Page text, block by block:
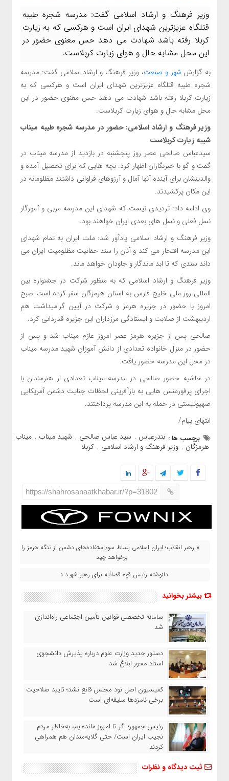
وزیر فرهنگ و ارشاد اسلامی گفت: مدرسه شجره طیبه
قتلگاه عزیزترین شهدای ایران است و هرکسی که به زیارت
کربلا رفته باشد شهادت می دهد حس معنوی حضور در
این محل مشابه حال و هوای زیارت کربلاست.
به گزارش شهر و صنعت، وزیر فرهنگ و ارشاد اسلامی گفت: مدرسه
شجره طیبه قتلگاه عزیزترین شهدای ایران است و هرکسی که به
زیارت کربلا رفته باشد شهادت می دهد حس معنوی حضور در این
محل مشابه حال و هوای زیارت کربلاست.
وزیر فرهنگ و ارشاد اسلامی: حضور در مدرسه شجره طیبه میناب
شبیه زیارت کربلاست
سیدعباس صالحی عصر روز پنجشنبه در بازدید از مدرسه میناب در
گفت و گو با خبرنگاران اظهار کرد: بچه هایی که برای تحصیل آمده و
والدینشان برای آینده آنها آمال و آرزوهای فراوانی داشتند مظلومانه در
این مکان پرکشیدند.
وی ادامه داد: تردیدی نیست که شهدای این مدرسه مربی و آموزگار
نسل فعلی و نسل های بعدی ایران خواهند بود.
وزیر فرهنگ و ارشاد اسلامی یادآور شد: ملت ایران به تمام شهدای
این مدرسه افتخار می کند و آنان را سند حقانیت مظلومیت ایران می
داند سندی که تا ابد ماندگار و جاودان خواهد ماند.
وزیر فرهنگ و ارشاد اسلامی که به منظور شرکت در جشنواره بین
المللی روز ملی خلیج فارس به استان هرمزگان سفر کرده است صبح
امروز با حضور در جزیره هرمز و شرکت در آیین گرامیداشت هم
اردیبهشت از صلابت و ایستادگی مرزداران این جزیره قدردانی کرد.
صالحی پس از جزیره هرمز عصر امروز عازم میناب شد و پس از
حضور در منزل خانواده تعدادی از دانش آموزان شهید مدرسه میناب
در محل این مدرسه حضور یافت.
در حاشیه حصور صالحی در مدرسه میناب تعدادی از هنرمندان با
اجرای پرفورمنس هایی به بازآفرینی لحظات جنایت دشمن آمریکایی
صهیونیستی در حمله به این مدرسه پرداختند.
انتهای پیام/
برچسب ها : بندرعباس , سید عباس صالحی , شهید میناب , میناب
هرمزگان , وزیر فرهنگ و ارشاد اسلامی , کربلا
https://shahrosanaatkhabar.ir/?p=31802
« رهبر انقلاب؛ ایران اسلامی بساط سوءاستفاده‌های دشمن از تنگه هرمز را
برخواهد چید
دلنوشته رئیس قوه قضائیه برای رهبر شهید »
بیشتر بخوانید
سامانه تخصصی قوانین تأمین اجتماعی راه‌اندازی
شد
دستور جدید وزارت علوم درباره پذیرش دانشجوی
استاد محور ابلاغ شد
کمیسیون اصل نود مجلس قانع نشد؛ تایید صلاحیت
برخی نامزدها سلیقه‌ای است
رئیس‌ جمهور؛ اگر تا امروز مانده‌ایم، به‌خاطر مردم
نجیب ایران است/ حتی گلایه‌مندان هم همراهی
کردند
ثبت دیدگاه و نظرات